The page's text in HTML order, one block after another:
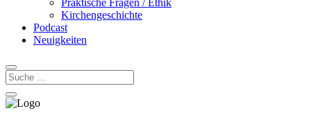
Praktische Fragen / Ethik
Kirchengeschichte
Podcast
Neuigkeiten